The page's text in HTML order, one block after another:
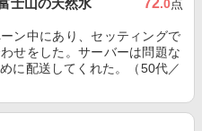
72.0点
ン中にあり、セッティングで
せをした。サーバーは問題な
に配送してくれた。（50代／